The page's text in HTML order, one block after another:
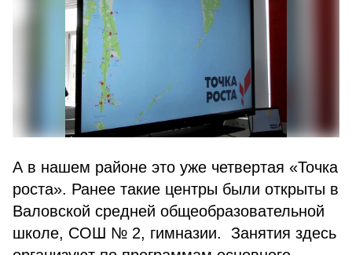
А в нашем районе это уже четвертая «Точка
роста». Ранее такие центры были открыты в
Валовской средней общеобразовательной
школе, СОШ № 2, гимназии. Занятия здесь